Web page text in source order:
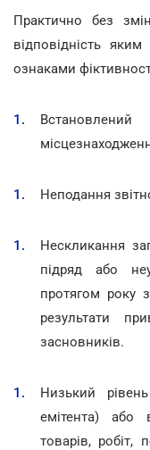
Практично без
відповідність яким
ознаками
Неподання
Нескликання
підряд або
протягом року
результати
засновників.
Низький
емітента) або
товарів, робіт,